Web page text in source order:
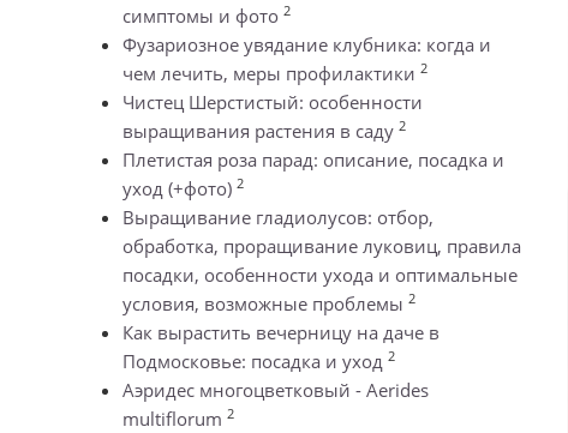
симптомы и фото 2
Фузариозное увядание клубника: когда и
чем лечить, меры профилактики 2
Чистец Шерстистый: особенности
выращивания растения в саду 2
Плетистая роза парад: описание, посадка и
уход (+фото) 2
Выращивание гладиолусов: отбор,
обработка, проращивание луковиц, правила
посадки, особенности ухода и оптимальные
условия, возможные проблемы 2
Как вырастить вечерницу на даче в
Подмосковье: посадка и уход 2
Аэридес многоцветковый - Aerides
multiflorum 2